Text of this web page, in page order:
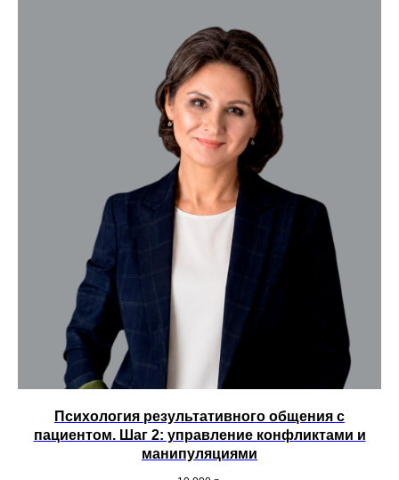
Психология результативного общения с
пациентом. Шаг 2: управление конфликтами и
манипуляциями